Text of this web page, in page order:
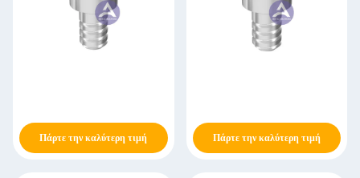
Πάρτε την καλύτερη τιμή Πάρτε την καλύτερη τιμή